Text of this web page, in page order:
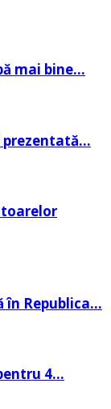
mai bine…
prezentată…
în Republica…
4…